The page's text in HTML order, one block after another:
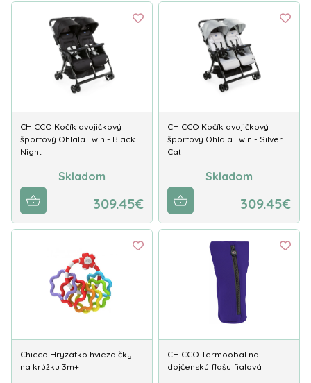
CHICCO Kočík dvojičkový
športový Ohlala Twin - Black
Night
Skladom
309.45€
CHICCO Kočík dvojičkový
športový Ohlala Twin - Silver
Cat
Skladom
309.45€
Chicco Hryzátko hviezdičky
na krúžku 3m+
CHICCO Termoobal na
dojčenskú fľašu fialová